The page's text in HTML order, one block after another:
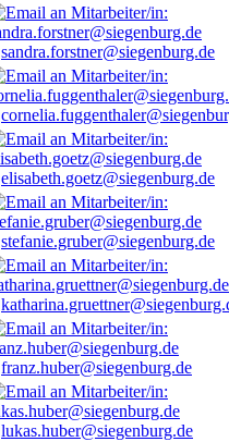
sandra.forstner@siegenburg.de
elisabeth.goetz@siegenburg.de
stefanie.gruber@siegenburg.de
franz.huber@siegenburg.de
lukas.huber@siegenburg.de